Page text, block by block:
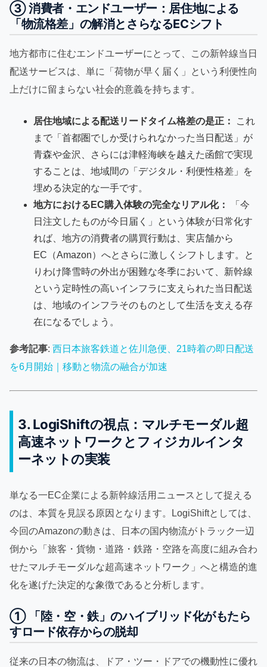
③ 消費者・エンドユーザー：居住地による
「物流格差」の解消とさらなるECシフト
地方都市に住むエンドユーザーにとって、この新幹線当日
配送サービスは、単に「荷物が早く届く」という利便性向
上だけに留まらない社会的意義を持ちます。
居住地域による配送リードタイム格差の是正：
これ
まで「首都圏でしか受けられなかった当日配送」が
青森や金沢、さらには津軽海峡を越えた函館で実現
することは、地域間の「デジタル・利便性格差」を
埋める決定的な一手です。
地方におけるEC購入体験の完全なリアル化：
「今
日注文したものが今日届く」という体験が日常化す
れば、地方の消費者の購買行動は、実店舗から
EC（Amazon）へとさらに激しくシフトします。と
りわけ降雪時の外出が困難な冬季において、新幹線
という定時性の高いインフラに支えられた当日配送
は、地域のインフラそのものとして生活を支える存
在になるでしょう。
参考記事: 西日本旅客鉄道と佐川急便、21時着の即日配送
を6月開始｜移動と物流の融合が加速
3. LogiShiftの視点：マルチモーダル超
高速ネットワークとフィジカルインタ
ーネットの実装
単なる一EC企業による新幹線活用ニュースとして捉える
のは、本質を見誤る原因となります。LogiShiftとしては、
今回のAmazonの動きは、日本の国内物流がトラック一辺
倒から「旅客・貨物・道路・鉄路・空路を高度に組み合わ
せたマルチモーダルな超高速ネットワーク」へと構造的進
化を遂げた決定的な象徴であると分析します。
① 「陸・空・鉄」のハイブリッド化がもたら
すロード依存からの脱却
従来の日本の物流は、ドア・ツー・ドアでの機動性に優れ